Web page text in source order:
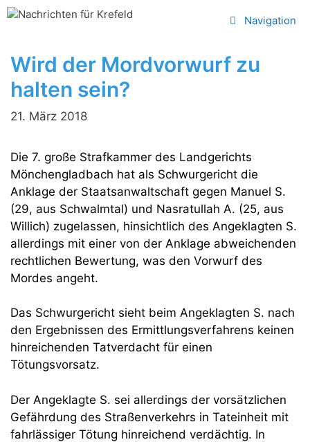
Zum
Navigation
Wird der Mordvorwurf zu
halten sein?
21. März 2018
Die 7. große Strafkammer des Landgerichts
Mönchengladbach hat als Schwurgericht die
Anklage der Staatsanwaltschaft gegen Manuel S.
(29, aus Schwalmtal) und Nasratullah A. (25, aus
Willich) zugelassen, hinsichtlich des Angeklagten S.
allerdings mit einer von der Anklage abweichenden
rechtlichen Bewertung, was den Vorwurf des
Mordes angeht.
Das Schwurgericht sieht beim Angeklagten S. nach
den Ergebnissen des Ermittlungsverfahrens keinen
hinreichenden Tatverdacht für einen
Tötungsvorsatz.
Der Angeklagte S. sei allerdings der vorsätzlichen
Gefährdung des Straßenverkehrs in Tateinheit mit
fahrlässiger Tötung hinreichend verdächtig. In